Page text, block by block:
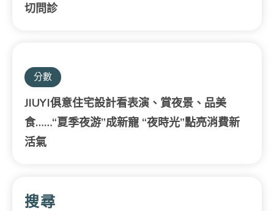
切問診
分數
JIUYI俱意住宅設計看表演、賞夜景、品美
食……“夏季夜游”成新寵 “夜時光”點亮消費新
活氣
搜尋